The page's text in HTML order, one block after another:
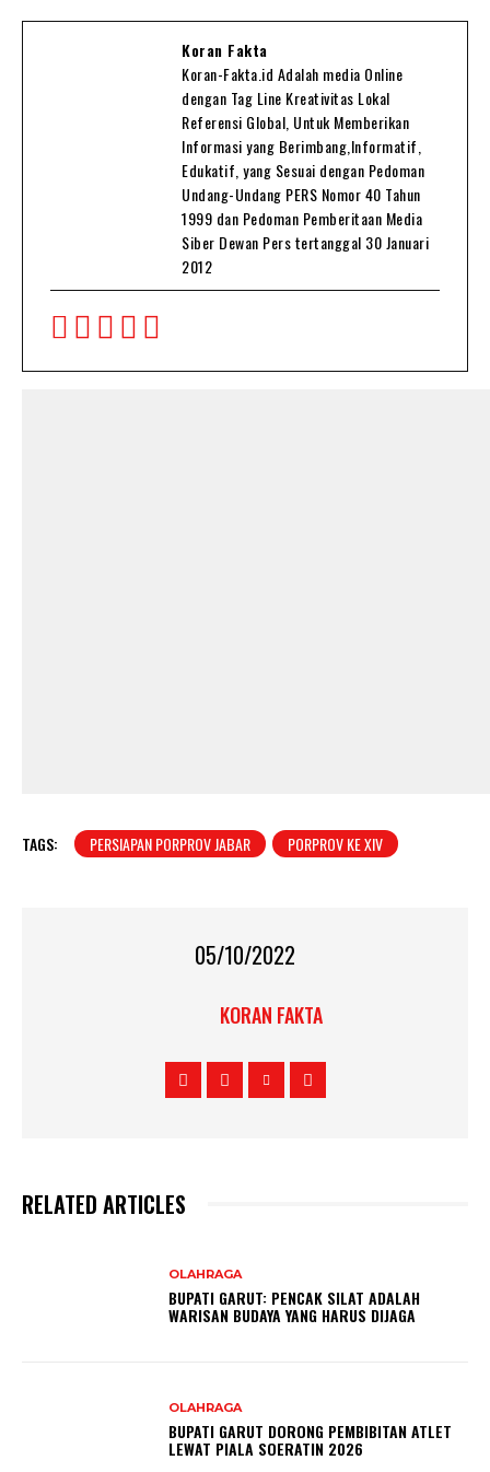
Koran Fakta
Koran-Fakta.id Adalah media Online
dengan Tag Line Kreativitas Lokal
Referensi Global, Untuk Memberikan
Informasi yang Berimbang,Informatif,
Edukatif, yang Sesuai dengan Pedoman
Undang-Undang PERS Nomor 40 Tahun
1999 dan Pedoman Pemberitaan Media
Siber Dewan Pers tertanggal 30 Januari
2012
TAGS: PERSIAPAN PORPROV JABAR PORPROV KE XIV
05/10/2022
KORAN FAKTA
RELATED ARTICLES
OLAHRAGA
BUPATI GARUT: PENCAK SILAT ADALAH
WARISAN BUDAYA YANG HARUS DIJAGA
OLAHRAGA
BUPATI GARUT DORONG PEMBIBITAN ATLET
LEWAT PIALA SOERATIN 2026